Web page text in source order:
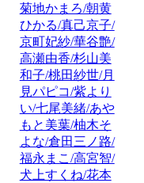
菊地かまろ/朝黄
ひかる/真己京子/
京町妃紗/華谷艶/
高瀬由香/杉山美
和子/桃田紗世/月
見パピコ/紫より
い/七尾美緒/あや
もと美葉/柚木そ
よな/倉田三ノ路/
福永まこ/高宮智/
犬上すくね/花本